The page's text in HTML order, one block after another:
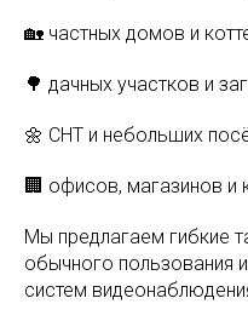
🏡 частных домов и
🌳 дачных участков и
🌼 СНТ и небольших
🏢 офисов, магазинов и
Мы предлагаем гибкие
обычного пользования
систем